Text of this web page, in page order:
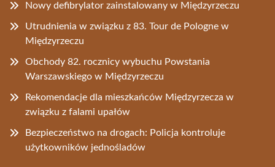
Nowy defibrylator zainstalowany w Międzyrzeczu
Utrudnienia w związku z 83. Tour de Pologne w
Międzyrzeczu
Obchody 82. rocznicy wybuchu Powstania
Warszawskiego w Międzyrzeczu
Rekomendacje dla mieszkańców Międzyrzecza w
związku z falami upałów
Bezpieczeństwo na drogach: Policja kontroluje
użytkowników jednośladów